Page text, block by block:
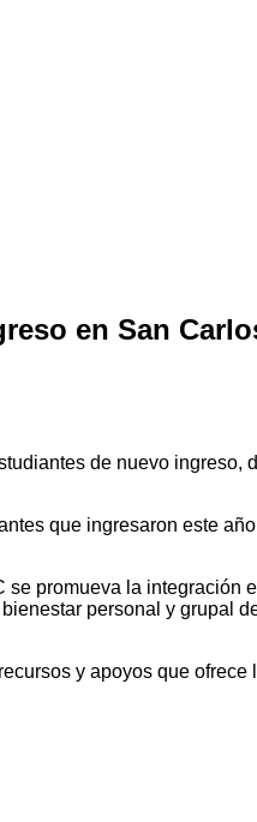
en San
de nuevo ingreso,
que ingresaron este
promueva la integración
personal y grupal
y apoyos que ofrece